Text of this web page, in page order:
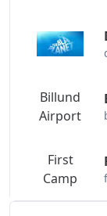
Billund
Airport
First
Camp